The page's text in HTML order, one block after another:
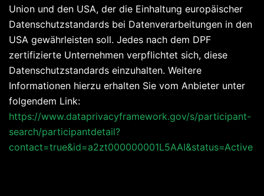
Union und den USA, der die Einhaltung europäischer
Datenschutzstandards bei Datenverarbeitungen in den
USA gewährleisten soll. Jedes nach dem DPF
zertifizierte Unternehmen verpflichtet sich, diese
Datenschutzstandards einzuhalten. Weitere
Informationen hierzu erhalten Sie vom Anbieter unter
folgendem Link:
https://www.dataprivacyframework.gov/s/participant-
search/participantdetail?
contact=true&id=a2zt000000001L5AAI&status=Active